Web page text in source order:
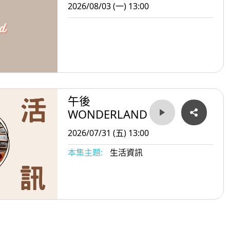
2026/08/03 (一) 13:00
午後
WONDERLAND
2026/07/31 (五) 13:00
本集主題:
生活資訊